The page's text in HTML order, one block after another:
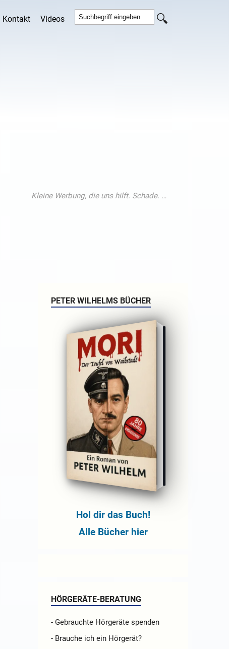
Kontakt Videos
PETER WILHELMS BÜCHER
Hol dir das Buch!
Alle Bücher hier
HÖRGERÄTE-BERATUNG
- Gebrauchte Hörgeräte spenden
- Brauche ich ein Hörgerät?